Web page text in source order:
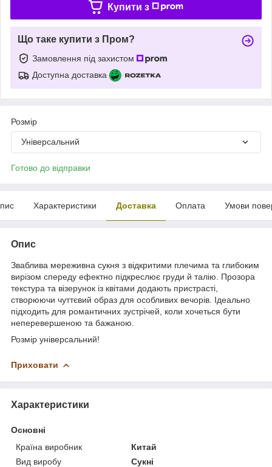
Купити з
Що таке купити з Пром?
Замовлення під захистом
Доступна доставка
Розмір
Універсальний
Готово до відправки
Характеристики Доставка Оплата Умови
Опис
Зваблива мереживна сукня з відкритими плечима та глибоким
вирізом спереду ефектно підкреслює груди й талію. Прозора
текстура та візерунок із квітами додають пристрасті,
створюючи чуттєвий образ для особливих вечорів. Ідеально
підходить для романтичних зустрічей, коли хочеться бути
неперевершеною та бажаною.
Розмір універсальний!
Приховати
Характеристики
Основні
Країна виробник
Китай
Вид виробу
Сукні